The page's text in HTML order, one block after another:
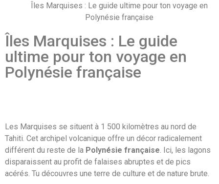
Îles Marquises : Le guide ultime pour ton voyage en
Polynésie française
Îles Marquises : Le guide
ultime pour ton voyage en
Polynésie française
Les Marquises se situent à 1 500 kilomètres au nord de
Tahiti. Cet archipel volcanique offre un décor radicalement
différent du reste de la Polynésie française. Ici, les lagons
disparaissent au profit de falaises abruptes et de pics
acérés. Tu découvres une terre de culture et de nature brute.